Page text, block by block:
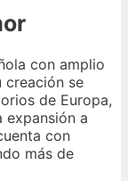
con amplio
creación se
de Europa,
expansión a
con
más de